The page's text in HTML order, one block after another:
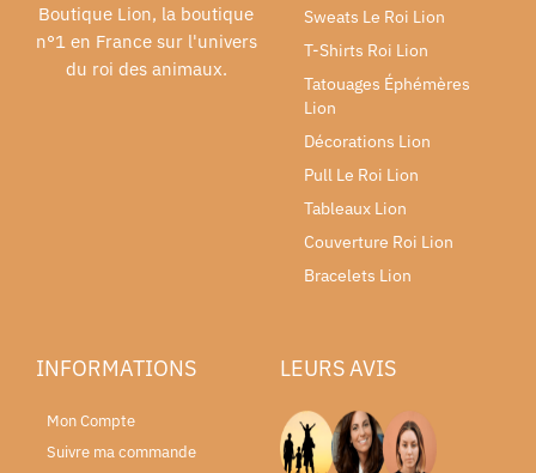
Boutique Lion, la boutique
n°1 en France sur l'univers
du roi des animaux.
Sweats Le Roi Lion
T-Shirts Roi Lion
Tatouages Éphémères
Lion
Décorations Lion
Pull Le Roi Lion
Tableaux Lion
Couverture Roi Lion
Bracelets Lion
INFORMATIONS
Mon Compte
Suivre ma commande
LEURS AVIS